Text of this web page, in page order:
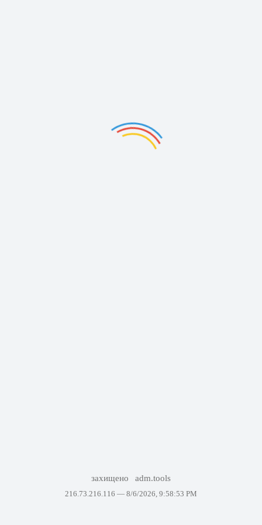
захищено adm.tools
216.73.216.116 — 8/6/2026, 9:58:53 PM